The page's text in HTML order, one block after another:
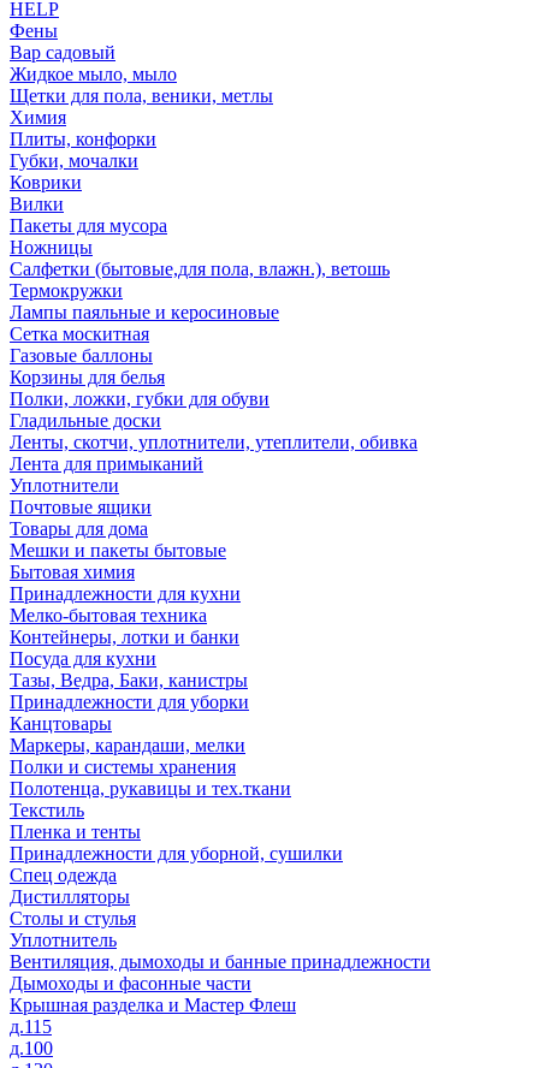
HELP
Фены
Вар садовый
Жидкое мыло, мыло
Щетки для пола, веники, метлы
Химия
Плиты, конфорки
Губки, мочалки
Коврики
Вилки
Пакеты для мусора
Ножницы
Салфетки (бытовые,для пола, влажн.), ветошь
Термокружки
Лампы паяльные и керосиновые
Сетка москитная
Газовые баллоны
Корзины для белья
Полки, ложки, губки для обуви
Гладильные доски
Ленты, скотчи, уплотнители, утеплители, обивка
Лента для примыканий
Уплотнители
Почтовые ящики
Товары для дома
Мешки и пакеты бытовые
Бытовая химия
Принадлежности для кухни
Мелко-бытовая техника
Контейнеры, лотки и банки
Посуда для кухни
Тазы, Ведра, Баки, канистры
Принадлежности для уборки
Канцтовары
Маркеры, карандаши, мелки
Полки и системы хранения
Полотенца, рукавицы и тех.ткани
Текстиль
Пленка и тенты
Принадлежности для уборной, сушилки
Спец одежда
Дистилляторы
Столы и стулья
Уплотнитель
Вентиляция, дымоходы и банные принадлежности
Дымоходы и фасонные части
Крышная разделка и Мастер Флеш
д.115
д.100